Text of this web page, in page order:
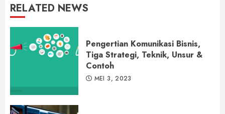
RELATED NEWS
Pengertian Komunikasi Bisnis,
Tiga Strategi, Teknik, Unsur &
Contoh
MEI 3, 2023